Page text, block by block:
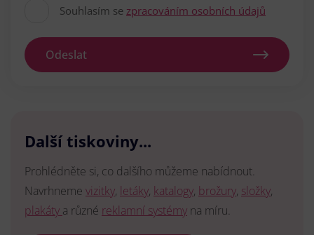
Souhlasím se zpracováním osobních údajů
Odeslat
Další tiskoviny...
Prohlédněte si, co dalšího můžeme nabídnout.
Navrhneme vizitky, letáky, katalogy, brožury, složky,
plakáty a různé reklamní systémy na míru.